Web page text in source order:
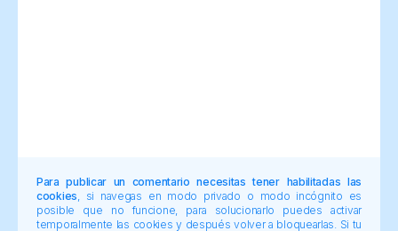
Para publicar un comentario necesitas tener habilitadas las
cookies , si navegas en modo privado o modo incógnito es
posible que no funcione, para solucionarlo puedes activar
temporalmente las cookies y después volver a bloquearlas. Si tu